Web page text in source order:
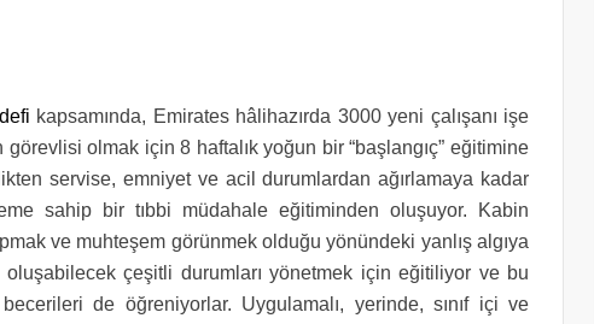
kapsamında, Emirates hâlihazırda 3000 yeni çalışanı işe
görevlisi olmak için 8 haftalık yoğun bir “başlangıç” eğitimine
servise, emniyet ve acil durumlardan ağırlamaya kadar
sahip bir tıbbi müdahale eğitiminden oluşuyor. Kabin
ve muhteşem görünmek olduğu yönündeki yanlış algıya
çeşitli durumları yönetmek için eğitiliyor ve bu
de öğreniyorlar. Uygulamalı, yerinde, sınıf içi ve